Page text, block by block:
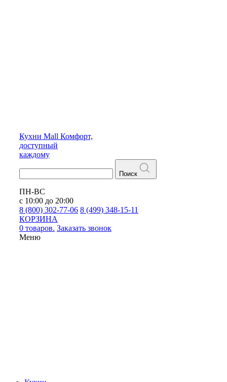
Кухни Mall Комфорт,
доступный
каждому
Поиск
ПН-ВС
с 10:00 до 20:00
8 (800) 302-77-06 8 (499) 348-15-11
КОРЗИНА
0 товаров. Заказать звонок
Меню